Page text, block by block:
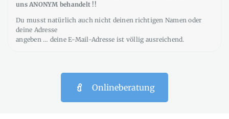
uns ANONYM behandelt !!
Du musst natürlich auch nicht deinen richtigen Namen oder
deine Adresse
angeben … deine E-Mail-Adresse ist völlig ausreichend.
Onlineberatung